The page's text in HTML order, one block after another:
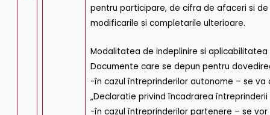
pentru participare, de cifra de afaceri si
modificarile si completarile ulterioare.
Modalitatea de indeplinire si
Documente care se depun pentru
-în cazul întreprinderilor autonome – se va
„Declaratie privind încadrarea
-în cazul întreprinderilor partenere – se vor